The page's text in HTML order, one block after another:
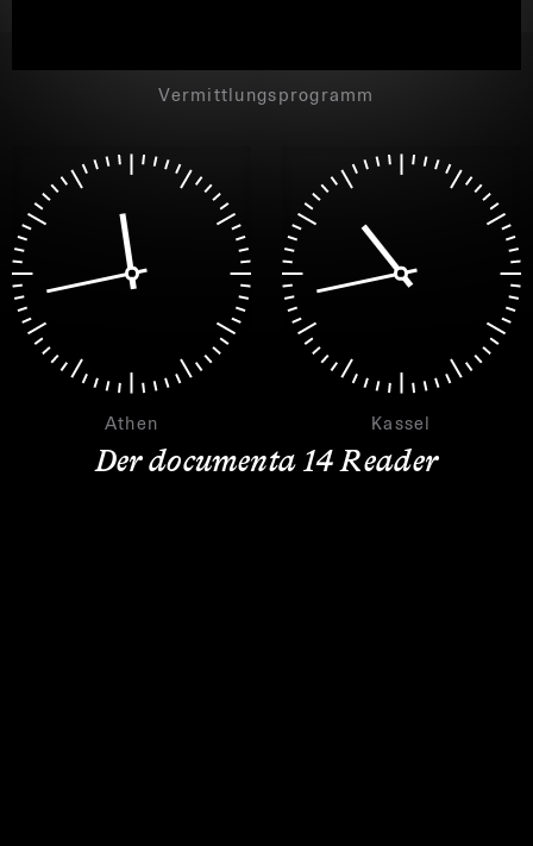
Vermittlungsprogramm
Athen Kassel
Der documenta 14 Reader